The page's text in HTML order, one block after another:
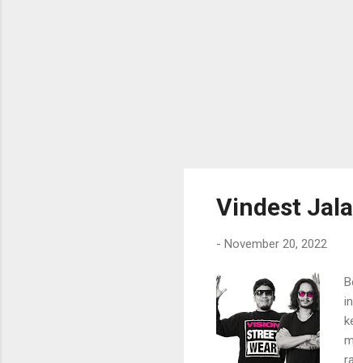
Vindest
- November 20, 2022